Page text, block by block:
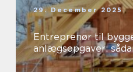
29. December 2025
Entreprenør til
anlægsopgaver: